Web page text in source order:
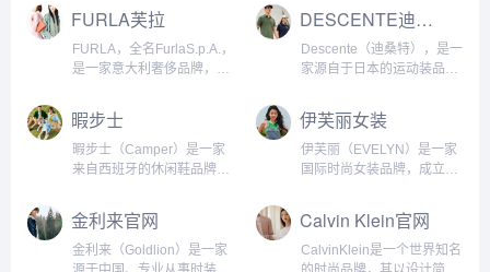
的设计风格而闻名，成为全
球消费者的喜爱之选。以下
是对GAP品牌的详细介
绍：...
风格为特点，G2000男装致
力于提供高品质、专业且舒
适的服装选择。...
FURLA芙拉
FURLA，全名FurlaS.p.A.，
是一家意大利奢侈品牌，以
的设计而闻名。FURLA的创
立可以追溯到1927年，起初
是一家专门生产皮革工艺...
DESCENTE迪桑特官网
Descente（迪桑特），是一
家源自于日本的运动装品
直致力于运动服饰的高品
质、高性能和创新设计。
Descente的产品类型覆盖高
尔夫运动服饰、滑雪装备、
暇步士
暇步士（Camper）是一家
来自西班牙的休闲鞋品牌，
德里。暇步士以设计独特、
质量稳定、耐用舒适的鞋履
而著称，其产品深受全球时
尚爱好者和舒适追...
伊芙丽女装
伊芙丽（EVELYN）是一家
国际时尚女装品牌，成立于
们致力于为现代女性提供高
品质的服装，将最新的时尚
趋势融入到他们的设计中，
以创造出充满魅力、优雅和
金利来官网
金利来（Goldlion）是一家
Calvin Klein官网
CalvinKlein是一个世界知名